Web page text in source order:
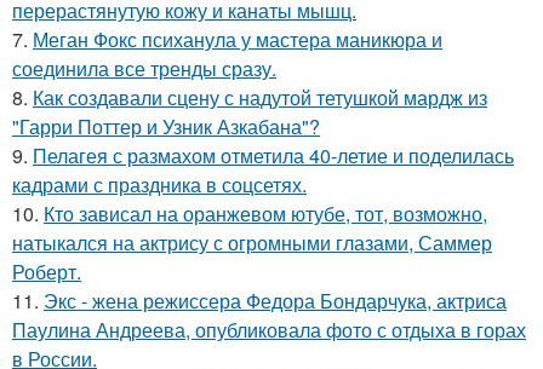
перерастянутую кожу и канаты мышц.
7. Меган Фокс психанула у мастера маникюра и
соединила все тренды сразу.
8. Как создавали сцену с надутой тетушкой мардж из
"Гарри Поттер и Узник Азкабана"?
9. Пелагея с размахом отметила 40-летие и поделилась
кадрами с праздника в соцсетях.
10. Кто зависал на оранжевом ютубе, тот, возможно,
натыкался на актрису с огромными глазами, Саммер
Роберт.
11. Экс - жена режиссера Федора Бондарчука, актриса
Паулина Андреева, опубликовала фото с отдыха в горах
в России.